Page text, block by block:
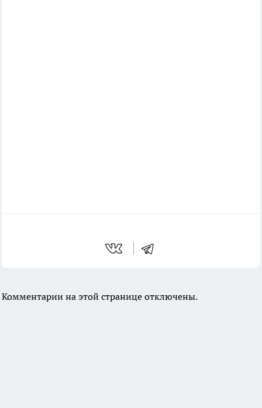
Комментарии на этой странице отключены.